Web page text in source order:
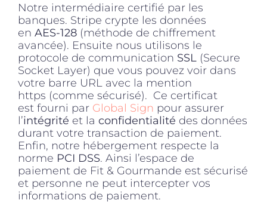
Notre intermédiaire certifié par les
banques. Stripe crypte les données
en AES-128(méthode de chiffrement
avancée). Ensuite nous utilisons le
protocole de communication SSL(Secure
Socket Layer) que vous pouvez voir dans
votre barre URL avec la mention
https (comme sécurisé). Ce certificat
est fourni par Global Sign pour assurer
l’intégrité et la confidentialité des données
durant votre transaction de paiement.
Enfin, notre hébergement respecte la
norme PCI DSS. Ainsi l’espace de
paiement de Fit & Gourmande est sécurisé
et personne ne peut intercepter vos
informations de paiement.